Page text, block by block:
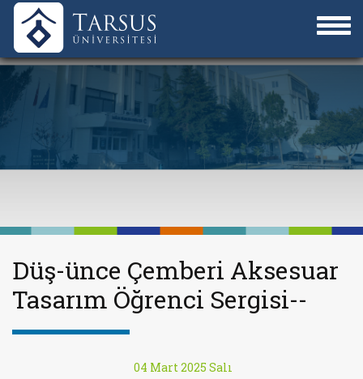
Düş-ünce Çemberi Aksesuar
Tasarım Öğrenci Sergisi--
04 Mart 2025 Salı